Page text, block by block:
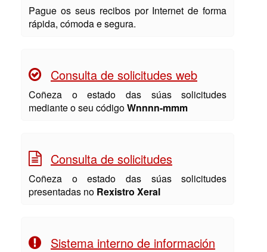
Pague os seus recibos por Internet de forma
rápida, cómoda e segura.
Consulta de solicitudes web
Coñeza o estado das súas solicitudes
mediante o seu códigoWnnnn-mmm
Consulta de solicitudes
Coñeza o estado das súas solicitudes
presentadas no Rexistro Xeral
Sistema interno de información